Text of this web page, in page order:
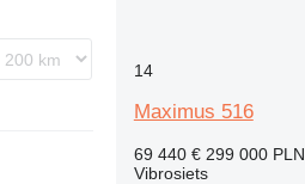
14
Maximus 516
69 440 € 299 000 PLN
Vibrosiets